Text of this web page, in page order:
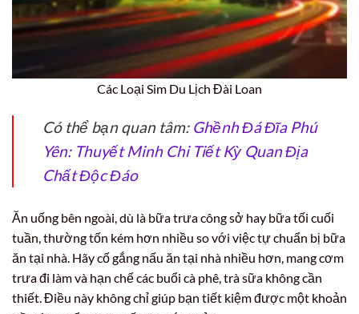
Các Loại Sim Du Lịch Đài Loan
Có thể bạn quan tâm: Ghềnh Đá Đĩa Phú
Yên: Thuyết Minh Chi Tiết Kỳ Quan Địa
Chất Độc Đáo
Ăn uống bên ngoài, dù là bữa trưa công sở hay bữa tối cuối
tuần, thường tốn kém hơn nhiều so với việc tự chuẩn bị bữa
ăn tại nhà. Hãy cố gắng nấu ăn tại nhà nhiều hơn, mang cơm
trưa đi làm và hạn chế các buổi cà phê, trà sữa không cần
thiết. Điều này không chỉ giúp bạn tiết kiệm được một khoản